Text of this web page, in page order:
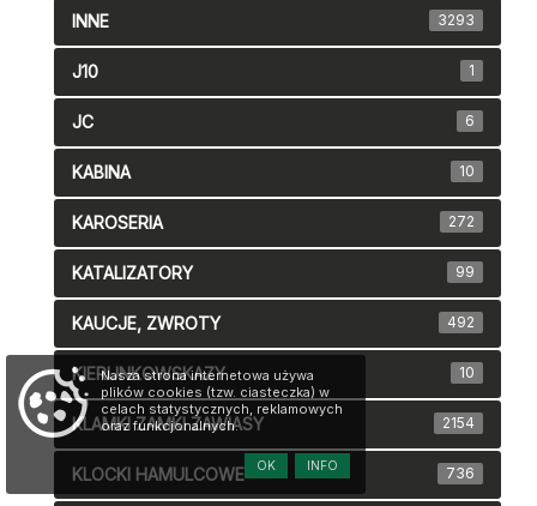
INNE 3293
J10 1
JC 6
KABINA 10
KAROSERIA 272
KATALIZATORY 99
KAUCJE, ZWROTY 492
KIERUNKOWSKAZY 10
KLAMKI ZAMKI ZAWIASY 2154
KLOCKI HAMULCOWE 736
Nasza strona internetowa używa
plików cookies (tzw. ciasteczka) w
celach statystycznych, reklamowych
oraz funkcjonalnych.
INFO
OK